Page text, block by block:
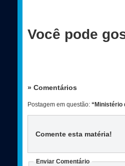
Você pode
» Comentários
Postagem em questão: “Ministério
Comente esta matéria!
Enviar Comentário